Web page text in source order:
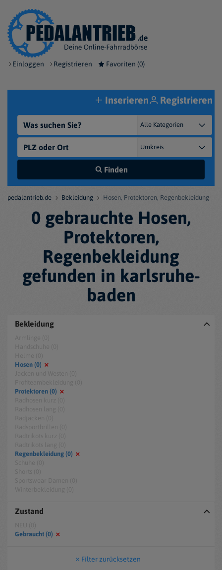
Einloggen Registrieren Favoriten (0)
Finden
Inserieren Registrieren
pedalantrieb.de Bekleidung Hosen, Protektoren, Regenbekleidung
0 gebrauchte Hosen,
Protektoren,
Regenbekleidung
gefunden in karlsruhe-
baden
Bekleidung
Hosen (0)
Protektoren (0)
Regenbekleidung (0)
Zustand
Gebraucht (0)
Filter zurücksetzen